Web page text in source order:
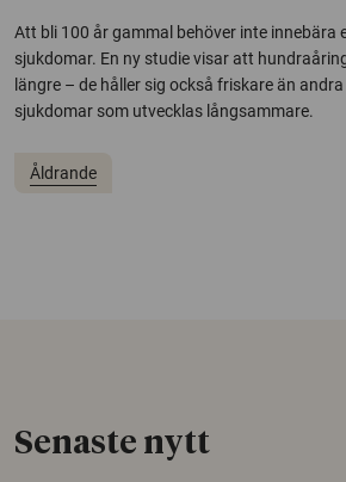
Att bli 100 år gammal behöver inte innebära
sjukdomar. En ny studie visar att
längre – de håller sig också friskare än
sjukdomar som utvecklas långsammare.
Åldrande
Senaste nytt